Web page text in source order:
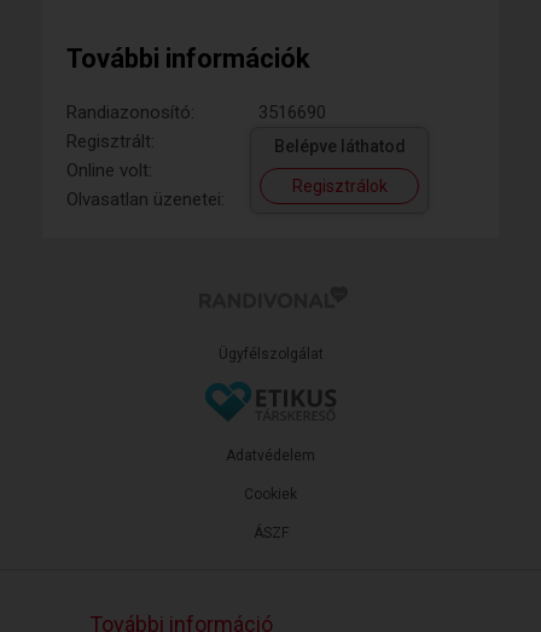
További információk
Randiazonosító:
3516690
Regisztrált:
Online volt:
Olvasatlan üzenetei:
Belépve láthatod
Regisztrálok
Ügyfélszolgálat
ÁSZF
Adatvédelem
Cookiek
További információ